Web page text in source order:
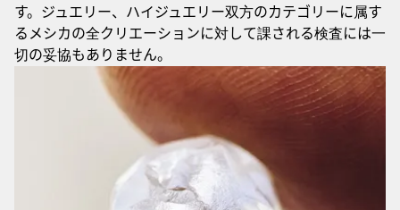
す。ジュエリー、ハイジュエリー双方のカテゴリーに属す
るメシカの全クリエーションに対して課される検査には一
切の妥協もありません。